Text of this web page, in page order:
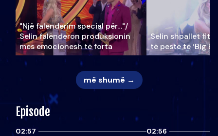
"Një falenderim special për…"/
Selin falënderon produksionin
mes emocionesh të forta
Selin shpallet
të pestë të ‘Big
më shumë →
Episode
02:57 02:56